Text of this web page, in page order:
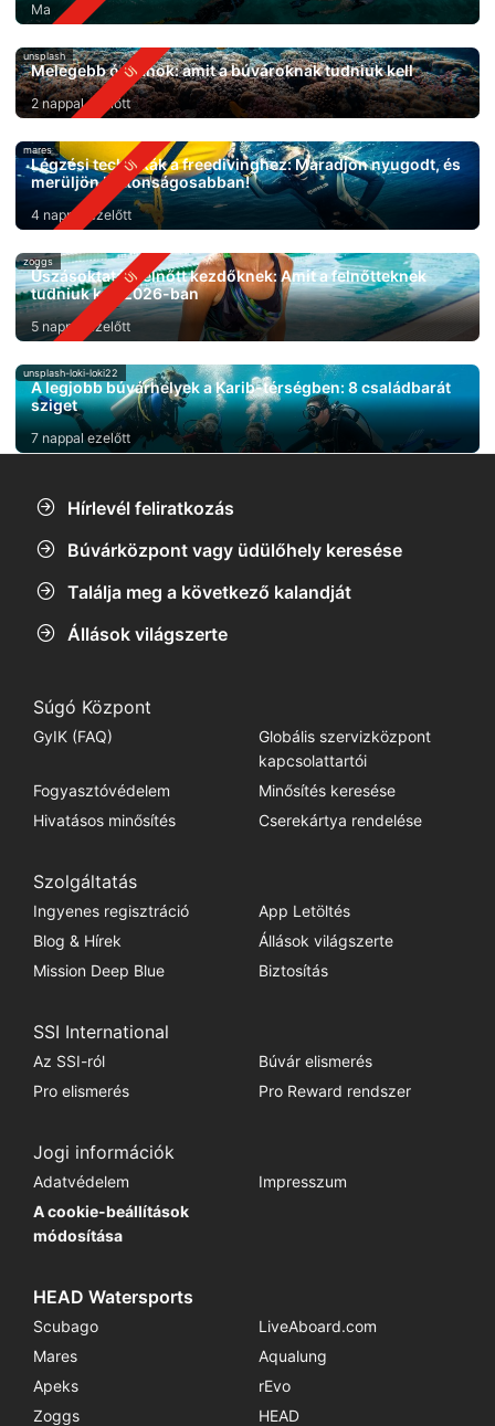
Ma
unsplash
Melegebb óceánok: amit a búvároknak tudniuk kell
2 nappal ezelőtt
mares
Légzési technikák a freedivinghez: Maradjon nyugodt, és
merüljön biztonságosabban!
4 nappal ezelőtt
zoggs
Úszásoktatás felnőtt kezdőknek: Amit a felnőtteknek
tudniuk kell 2026-ban
5 nappal ezelőtt
unsplash-loki-loki22
A legjobb búvárhelyek a Karib-térségben: 8 családbarát
sziget
7 nappal ezelőtt
Hírlevél feliratkozás
Búvárközpont vagy üdülőhely keresése
Találja meg a következő kalandját
Állások világszerte
Súgó Központ
GyIK (FAQ)
Globális szervizközpont
kapcsolattartói
Fogyasztóvédelem
Minősítés keresése
Hivatásos minősítés
Cserekártya rendelése
Szolgáltatás
Ingyenes regisztráció
App Letöltés
Blog & Hírek
Állások világszerte
Mission Deep Blue
Biztosítás
SSI International
Az SSI-ról
Búvár elismerés
Pro elismerés
Pro Reward rendszer
Jogi információk
Adatvédelem
Impresszum
A cookie-beállítások
módosítása
HEAD Watersports
Scubago
LiveAboard.com
Mares
Aqualung
Apeks
rEvo
Zoggs
HEAD